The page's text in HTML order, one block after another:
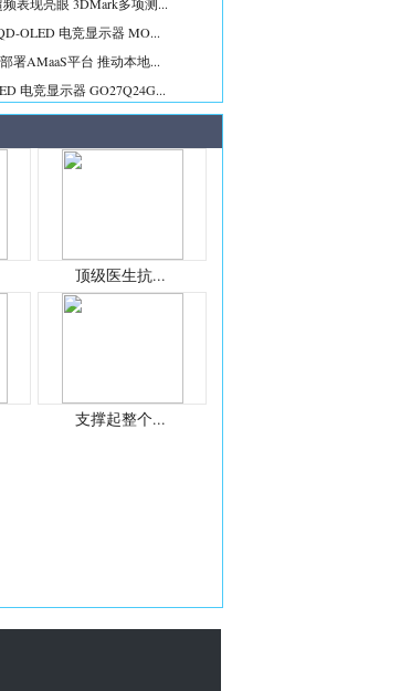
OLED 电竞显示器 MO...
署AMaaS平台 推动本地...
电竞显示器 GO27Q24G...
顶级医生抗...
支撑起整个...